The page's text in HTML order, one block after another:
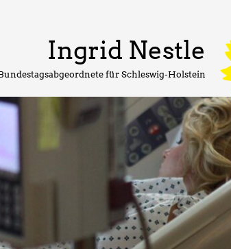
Ingrid Nestle
für Schleswig-Holstein